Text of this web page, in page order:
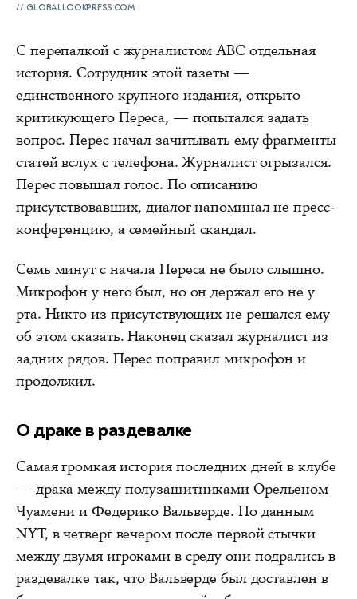
GLOBALLOOKPRESS.COM
С перепалкой с журналистом ABC отдельная
история. Сотрудник этой газеты —
единственного крупного издания, открыто
критикующего Переса, — попытался задать
вопрос. Перес начал зачитывать ему фрагменты
статей вслух с телефона. Журналист огрызался.
Перес повышал голос. По описанию
присутствовавших, диалог напоминал не пресс-
конференцию, а семейный скандал.
Семь минут с начала Переса не было слышно.
Микрофон у него был, но он держал его не у
рта. Никто из присутствующих не решался ему
об этом сказать. Наконец сказал журналист из
задних рядов. Перес поправил микрофон и
продолжил.
О драке в раздевалке
Самая громкая история последних дней в клубе
— драка между полузащитниками Орельеном
Чуамени и Федерико Вальверде. По данным
NYT, в четверг вечером после первой стычки
между двумя игроками в среду они подрались в
раздевалке так, что Вальверде был доставлен в